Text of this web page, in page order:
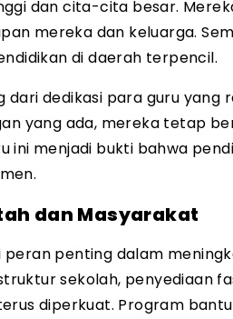
dan cita-cita besar.
mereka dan keluarga.
di daerah terpencil.
dari dedikasi para guru
yang ada, mereka tetap
ini menjadi bukti bahwa
dan Masyarakat
penting dalam
sekolah, penyediaan
diperkuat. Program